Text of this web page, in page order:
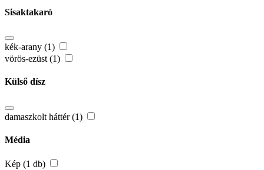
Sisaktakaró
kék-arany (1)
vörös-ezüst (1)
Külső dísz
damaszkolt háttér (1)
Média
Kép (1 db)